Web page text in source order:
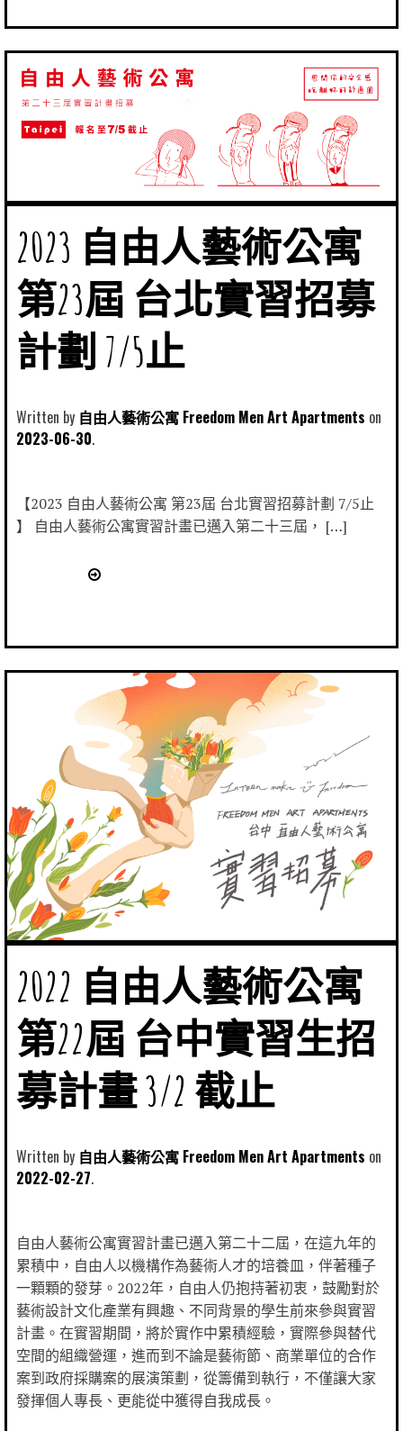
2023 自由人藝術公寓
第23屆 台北實習招募
計劃 7/5止
Written by 自由人藝術公寓 Freedom Men Art Apartments
2023-06-30
【2023 自由人藝術公寓 第23屆 台北實習招募計劃 7/5止
】 自由人藝術公寓實習計畫已邁入第二十三屆， […]
2022 自由人藝術公寓
第22屆 台中實習生招
募計畫 3/2 截止
Written by 自由人藝術公寓 Freedom Men Art Apartments
2022-02-27
自由人藝術公寓實習計畫已邁入第二十二屆，在這九年的
累積中，自由人以機構作為藝術人才的培養皿，伴著種子
一顆顆的發芽。2022年，自由人仍抱持著初衷，鼓勵對於
藝術設計文化產業有興趣、不同背景的學生前來參與實習
計畫。在實習期間，將於實作中累積經驗，實際參與替代
空間的組織營運，進而到不論是藝術節、商業單位的合作
案到政府採購案的展演策劃，從籌備到執行，不僅讓大家
發揮個人專長、更能從中獲得自我成長。